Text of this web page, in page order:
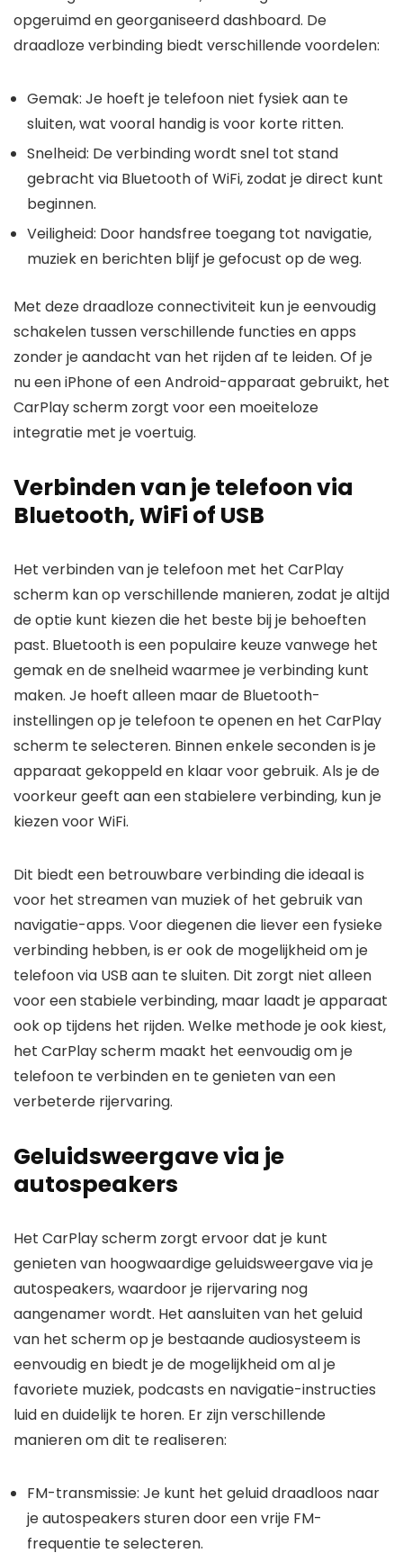
opgeruimd en georganiseerd dashboard. De
draadloze verbinding biedt verschillende voordelen:
Gemak: Je hoeft je telefoon niet fysiek aan te
sluiten, wat vooral handig is voor korte ritten.
Snelheid: De verbinding wordt snel tot stand
gebracht via Bluetooth of WiFi, zodat je direct kunt
beginnen.
Veiligheid: Door handsfree toegang tot navigatie,
muziek en berichten blijf je gefocust op de weg.
Met deze draadloze connectiviteit kun je eenvoudig
schakelen tussen verschillende functies en apps
zonder je aandacht van het rijden af te leiden. Of je
nu een iPhone of een Android-apparaat gebruikt, het
CarPlay scherm zorgt voor een moeiteloze
integratie met je voertuig.
Verbinden van je telefoon via
Bluetooth, WiFi of USB
Het verbinden van je telefoon met het CarPlay
scherm kan op verschillende manieren, zodat je altijd
de optie kunt kiezen die het beste bij je behoeften
past. Bluetooth is een populaire keuze vanwege het
gemak en de snelheid waarmee je verbinding kunt
maken. Je hoeft alleen maar de Bluetooth-
instellingen op je telefoon te openen en het CarPlay
scherm te selecteren. Binnen enkele seconden is je
apparaat gekoppeld en klaar voor gebruik. Als je de
voorkeur geeft aan een stabielere verbinding, kun je
kiezen voor WiFi.
Dit biedt een betrouwbare verbinding die ideaal is
voor het streamen van muziek of het gebruik van
navigatie-apps. Voor diegenen die liever een fysieke
verbinding hebben, is er ook de mogelijkheid om je
telefoon via USB aan te sluiten. Dit zorgt niet alleen
voor een stabiele verbinding, maar laadt je apparaat
ook op tijdens het rijden. Welke methode je ook kiest,
het CarPlay scherm maakt het eenvoudig om je
telefoon te verbinden en te genieten van een
verbeterde rijervaring.
Geluidsweergave via je
autospeakers
Het CarPlay scherm zorgt ervoor dat je kunt
genieten van hoogwaardige geluidsweergave via je
autospeakers, waardoor je rijervaring nog
aangenamer wordt. Het aansluiten van het geluid
van het scherm op je bestaande audiosysteem is
eenvoudig en biedt je de mogelijkheid om al je
favoriete muziek, podcasts en navigatie-instructies
luid en duidelijk te horen. Er zijn verschillende
manieren om dit te realiseren:
FM-transmissie: Je kunt het geluid draadloos naar
je autospeakers sturen door een vrije FM-
frequentie te selecteren.